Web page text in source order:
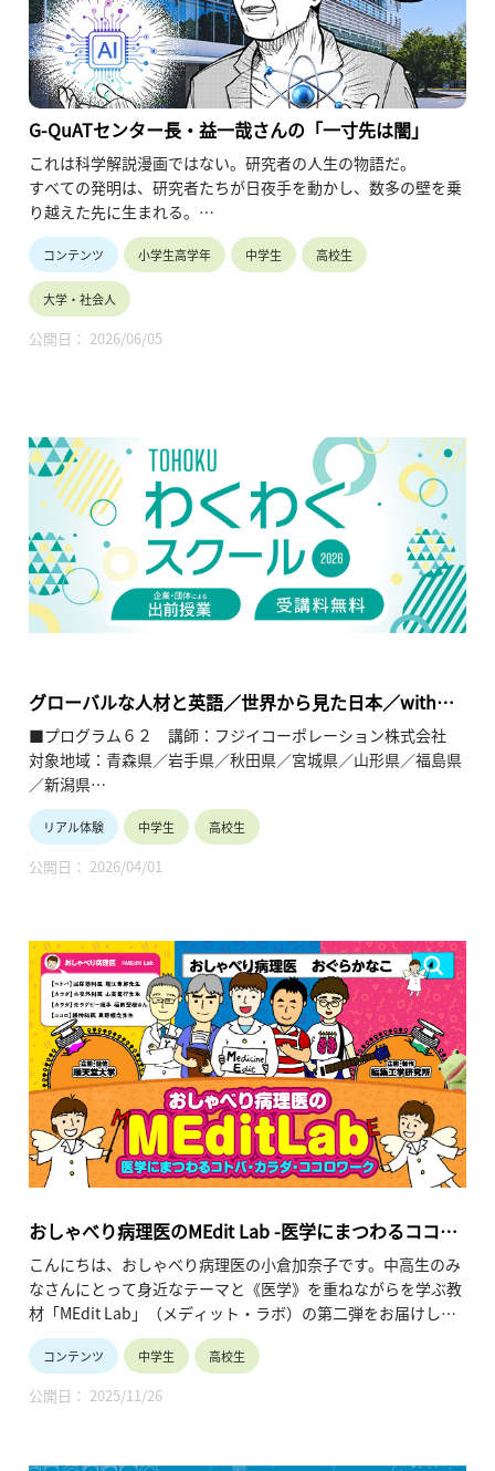
G-QuATセンター長・益一哉さんの「一寸先は闇」
これは科学解説漫画ではない。研究者の人生の物語だ。
すべての発明は、研究者たちが日夜手を動かし、数多の壁を乗
り越えた先に生まれる。
そばで研究者を支える職員として、成果だけではなく研究とい
う「人の営み」を伝えたいと思いました。
同じ研究所の職員だからこそ聞ける、純度100％の“研究にかけ
る想い”。
取材をもとに構成された、ノンフィクションの漫画を産総研広
コンテンツ 小学生高学年 中学生 高校生
大学・社会人
公開日： 2026/06/05
グローバルな人材と英語／世界から見た日本／withコ
ロナの時代にウェブを使った国際ビジネス
■プログラム６２ 講師：フジイコーポレーション株式会社
対象地域：青森県／岩手県／秋田県／宮城県／山形県／福島県
／新潟県
【テーマ】
・グローバルな人材と英語
・世界から見た日本
【内容】
国際社会で生き残れるグローバル人材や世界の中の日本、国際
ビジネスについて学ぶ。
【TOHOKUわくわくスクール】主催：公益財団法人東北活性化
研究センター（https://www.kasseiken.jp/）
東北6県ならびに新潟県の小学生・中学生・高校生を対象と
し、当地域に所在し活躍している様々な分野の企業や団体とを
繋ぐ出前授業です。学問の面白さ・楽しさに触れつつ、地元の
企業や団体の活動内容に触れることで、地元の地域社会・産業
を目的とします。
リアル体験 中学生 高校生
公開日： 2026/04/01
おしゃべり病理医のMEdit Lab -医学にまつわるココ
ロ・カラダ・コトバワーク
こんにちは、おしゃべり病理医の小倉加奈子です。中高生のみ
なさんにとって身近なテーマと《医学》を重ねながらを学ぶ教
材「MEdit Lab」（メディット・ラボ）の第二弾をお届けしま
す！
「え？ MEdit Labってなに？」と気になった方はこちらをご覧
ください→「おしゃべり病理医のMEdit Lab－医学Medicine×
編集Editで世界を読む」
コンテンツ 中学生 高校生
公開日： 2025/11/26